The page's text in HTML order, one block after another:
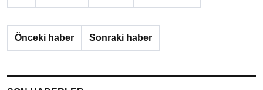
Önceki haber Sonraki haber